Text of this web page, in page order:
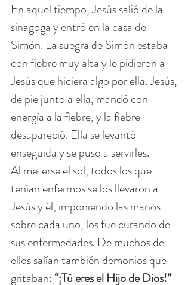
En aquel tiempo, Jesús salió de la
sinagoga y entró en la casa de
Simón. La suegra de Simón estaba
con fiebre muy alta y le pidieron a
Jesús que hiciera algo por ella. Jesús,
de pie junto a ella, mandó con
energía a la fiebre, y la fiebre
desapareció. Ella se levantó
enseguida y se puso a servirles.
Al meterse el sol, todos los que
tenían enfermos se los llevaron a
Jesús y él, imponiendo las manos
sobre cada uno, los fue curando de
sus enfermedades. De muchos de
ellos salían también demonios que
gritaban: “¡Tú eres el Hijo de Dios!”